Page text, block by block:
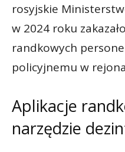
rosyjskie
w 2024 roku
randkowych
policyjnemu w
Aplikacje
narzędzie